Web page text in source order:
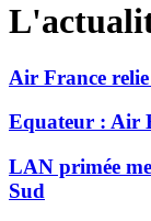
Air France
Equateur : Air
LAN primée
Sud